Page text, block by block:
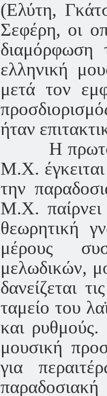
(Ελύτη,
Σεφέρη, οι
διαμόρφωση
ελληνική
μετά τον
ήταν
Η
Μ.Χ.
την
Μ.Χ. παίρνει
θεωρητική
μέρους
μελωδικών,
δανείζεται
ταμείο του
και
μουσική
για
παραδοσιακή